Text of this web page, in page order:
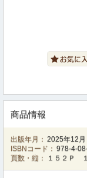
商品情報
出版年月： 2025年12月
ISBNコード： 978-4-
頁数・縦：
１５２Ｐ